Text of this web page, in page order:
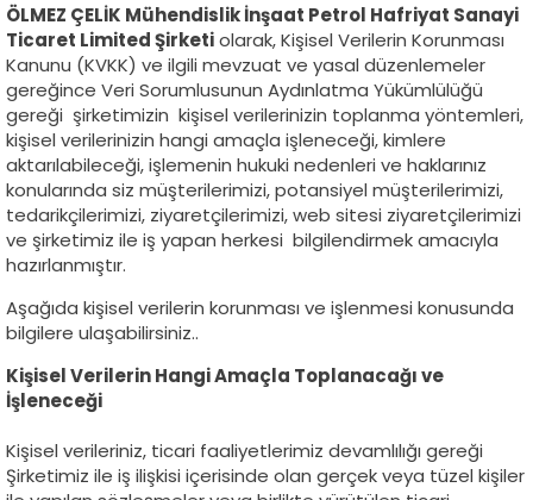
ÖLMEZ ÇELİK Mühendislik İnşaat Petrol Hafriyat Sanayi
Ticaret Limited Şirketiolarak, Kişisel Verilerin Korunması
Kanunu (KVKK) ve ilgili mevzuat ve yasal düzenlemeler
gereğince Veri Sorumlusunun Aydınlatma Yükümlülüğü
gereği şirketimizin kişisel verilerinizin toplanma yöntemleri,
kişisel verilerinizin hangi amaçla işleneceği, kimlere
aktarılabileceği, işlemenin hukuki nedenleri ve haklarınız
konularında siz müşterilerimizi, potansiyel müşterilerimizi,
tedarikçilerimizi, ziyaretçilerimizi, web sitesi ziyaretçilerimizi
ve şirketimiz ile iş yapan herkesi bilgilendirmek amacıyla
hazırlanmıştır.
Aşağıda kişisel verilerin korunması ve işlenmesi konusunda
bilgilere ulaşabilirsiniz..
Kişisel Verilerin Hangi Amaçla Toplanacağı ve
İşleneceği
Kişisel verileriniz, ticari faaliyetlerimiz devamlılığı gereği
Şirketimiz ile iş ilişkisi içerisinde olan gerçek veya tüzel kişiler